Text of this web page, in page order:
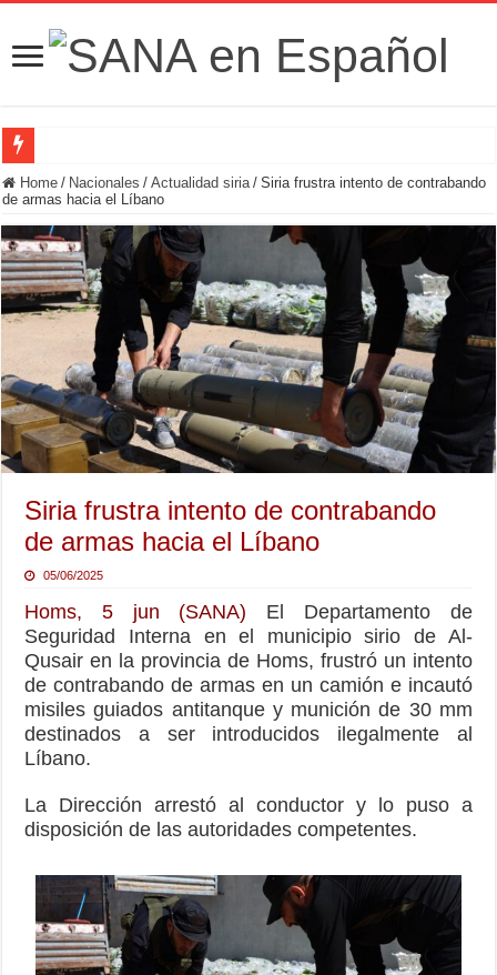
Fuerzas de Seguridad hallan fosa común con nueve cadáveres en la zona rural
Home / Nacionales / Actualidad siria / Siria frustra intento de contrabando
de armas hacia el Líbano
Siria frustra intento de contrabando
de armas hacia el Líbano
05/06/2025
Homs, 5 jun (SANA) El Departamento de
Seguridad Interna en el municipio sirio de Al-
Qusair en la provincia de Homs, frustró un intento
de contrabando de armas en un camión e incautó
misiles guiados antitanque y munición de 30 mm
destinados a ser introducidos ilegalmente al
Líbano.
La Dirección arrestó al conductor y lo puso a
disposición de las autoridades competentes.